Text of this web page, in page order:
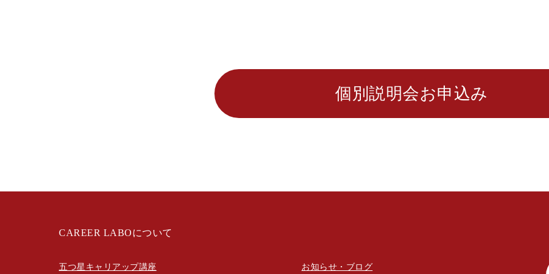
個別説明会お申込み
CAREER LABOについて
五つ星キャリアップ講座 お知らせ・ブログ